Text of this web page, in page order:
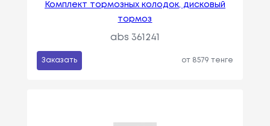
Комплект тормозных колодок, дисковый
тормоз
abs 361241
Заказать от 8579 тенге